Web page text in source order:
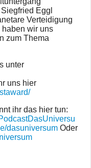
Eggl
Verteidigung
haben wir uns
zum Thema
unter
uns hier
ihr das hier tun:
dasuniversum Oder